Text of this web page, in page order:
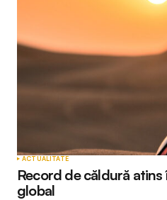
ACTUALITATE
Record de căldură atins
global